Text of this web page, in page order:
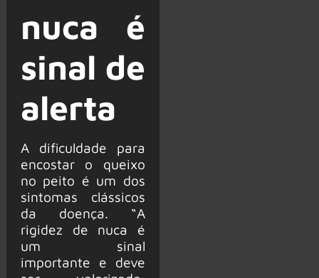
nuca é
sinal de
alerta
A dificuldade para
encostar o queixo
no peito é um dos
sintomas clássicos
da doença. “A
rigidez de nuca é
um sinal
importante e deve